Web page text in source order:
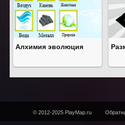
Алхимия эволюция
© 2012-2025 PlayMap.ru